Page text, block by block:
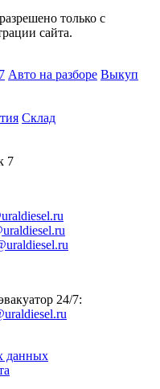
только с
сайта.
Авто на разборе Выкуп
Склад
7
24/7:
данных